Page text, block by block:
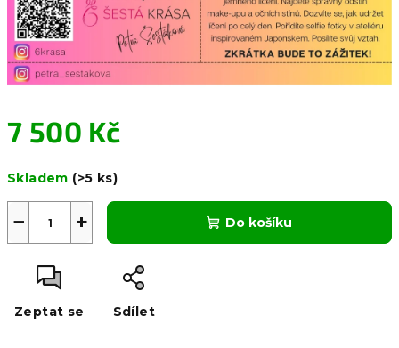
7 500 Kč
cena:
Skladem (>5 ks)
+
− Do košíku
Zeptat se Sdílet